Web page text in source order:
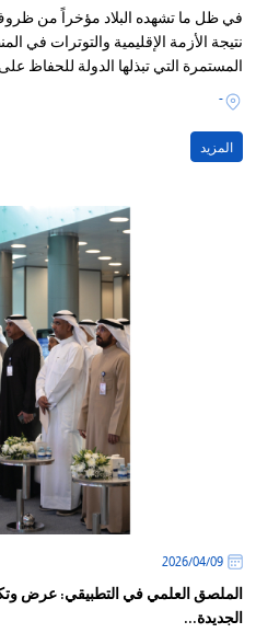
في ظل ما تشهده البلاد مؤخراً من ظروف
نتيجة الأزمة الإقليمية والتوترات في
المستمرة التي تبذلها الدولة للحفاظ
-
المزيد
09‏/04‏/2026
الملصق العلمي في التطبيقي: عرض
الجديدة...